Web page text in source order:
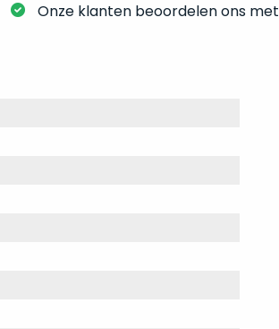
Onze klanten beoordelen ons met